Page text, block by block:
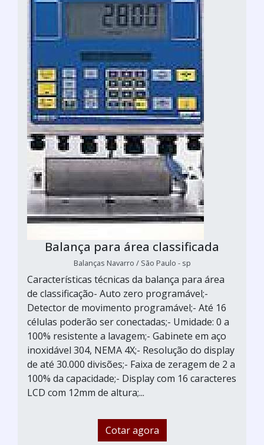
Balança para área classificada
Balanças Navarro / São Paulo - sp
Características técnicas da balança para área
de classificação- Auto zero programável;-
Detector de movimento programável;- Até 16
células poderão ser conectadas;- Umidade: 0 a
100% resistente a lavagem;- Gabinete em aço
inoxidável 304, NEMA 4X;- Resolução do display
de até 30.000 divisões;- Faixa de zeragem de 2 a
100% da capacidade;- Display com 16 caracteres
LCD com 12mm de altura;...
Cotar agora